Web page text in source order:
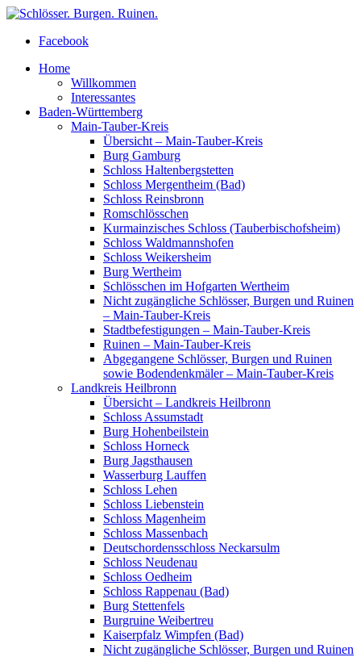
Facebook
Home
Willkommen
Interessantes
Baden-Württemberg
Main-Tauber-Kreis
Übersicht – Main-Tauber-Kreis
Burg Gamburg
Schloss Haltenbergstetten
Schloss Mergentheim (Bad)
Schloss Reinsbronn
Romschlösschen
Kurmainzisches Schloss (Tauberbischofsheim)
Schloss Waldmannshofen
Schloss Weikersheim
Burg Wertheim
Schlösschen im Hofgarten Wertheim
Nicht zugängliche Schlösser, Burgen und Ruinen
– Main-Tauber-Kreis
Stadtbefestigungen – Main-Tauber-Kreis
Ruinen – Main-Tauber-Kreis
Abgegangene Schlösser, Burgen und Ruinen
sowie Bodendenkmäler – Main-Tauber-Kreis
Landkreis Heilbronn
Übersicht – Landkreis Heilbronn
Schloss Assumstadt
Burg Hohenbeilstein
Schloss Horneck
Burg Jagsthausen
Wasserburg Lauffen
Schloss Lehen
Schloss Liebenstein
Schloss Magenheim
Schloss Massenbach
Deutschordensschloss Neckarsulm
Schloss Neudenau
Schloss Oedheim
Schloss Rappenau (Bad)
Burg Stettenfels
Burgruine Weibertreu
Kaiserpfalz Wimpfen (Bad)
Nicht zugängliche Schlösser, Burgen und Ruinen